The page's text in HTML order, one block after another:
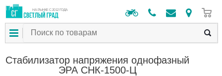
НА РЫНКЕ С 2012 ГОДА
Стабилизатор напряжения однофазный
ЭРА СНК-1500-Ц